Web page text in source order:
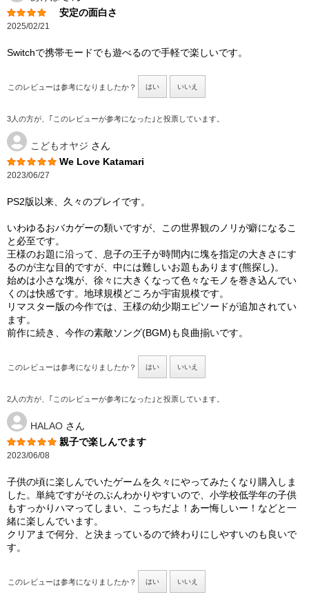
安定の面白さ
2025/02/21
Switchで携帯モードでも遊べるので手軽で楽しいです。
このレビューは参考になりましたか？ はい いいえ
3人の方が、｢このレビューが参考になった｣と投票しています。
こどもオヤジ さん
We Love Katamari
2023/06/27
PS2版以来、久々のプレイです。
いわゆるおバカゲーの類いですが、この世界観のノリが癖になるこ
と必至です。
王様のお題に沿って、息子の王子が時間内に塊を指定の大きさにす
るのが主な目的ですが、中には難しいお題もあります(熊探し)。
始めは小さな塊が、徐々に大きくなって色々なモノを巻き込んでい
くのは快感です。地球規模どころか宇宙規模です。
リマスター版の今作では、王様の幼少期エピソードが追加されてい
ます。
前作に続き、今作の素敵ソング(BGM)も良曲揃いです。
このレビューは参考になりましたか？ はい いいえ
2人の方が、｢このレビューが参考になった｣と投票しています。
HALAO さん
親子で楽しんでます
2023/06/08
子供の頃に楽しんでいたゲームを久々にやってみたくなり購入しま
した。単純ですがそのぶんわかりやすいので、小学校低学年の子供
もすっかりハマってしまい、こっちだよ！あー悔しいー！などと一
緒に楽しんでいます。
クリアまで何分、と決まっているので終わりにしやすいのも良いで
す。
このレビューは参考になりましたか？ はい いいえ